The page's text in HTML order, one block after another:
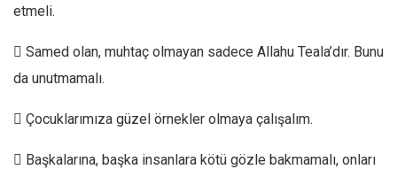
etmeli.
 Samed olan, muhtaç olmayan sadece Allahu Teala’dır. Bunu
da unutmamalı.
 Çocuklarımıza güzel örnekler olmaya çalışalım.
 Başkalarına, başka insanlara kötü gözle bakmamalı, onları